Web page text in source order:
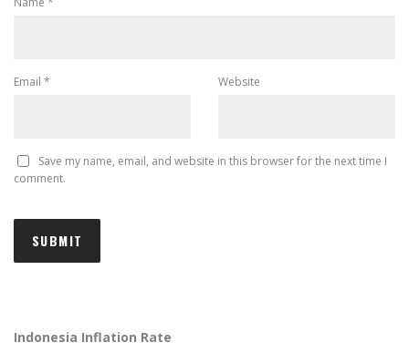
Email * Website
Save my name, email, and website in this browser for the next time I
comment.
Indonesia Inflation Rate